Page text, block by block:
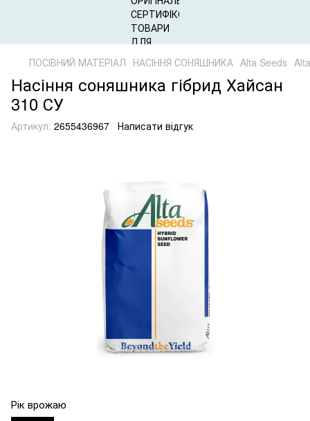
ПОСІВНИЙ МАТЕРІАЛ НАСІННЯ СОНЯШНИКА Alta Seeds
Насіння соняшника гібрид Хайсан
310 СУ
Артикул: 2655436967 Написати відгук
Рік врожаю